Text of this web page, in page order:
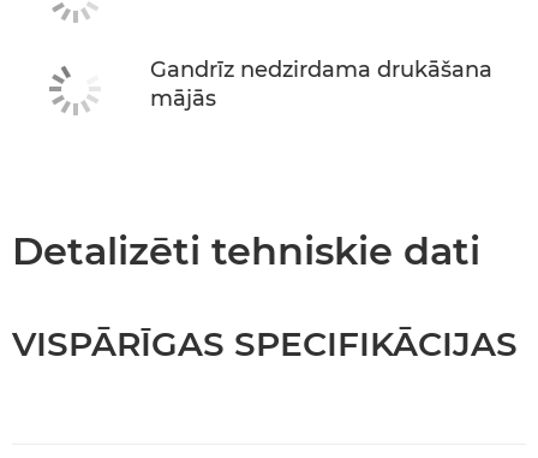
Gandrīz nedzirdama drukāšana
mājās
Detalizēti tehniskie dati
VISPĀRĪGAS SPECIFIKĀCIJAS